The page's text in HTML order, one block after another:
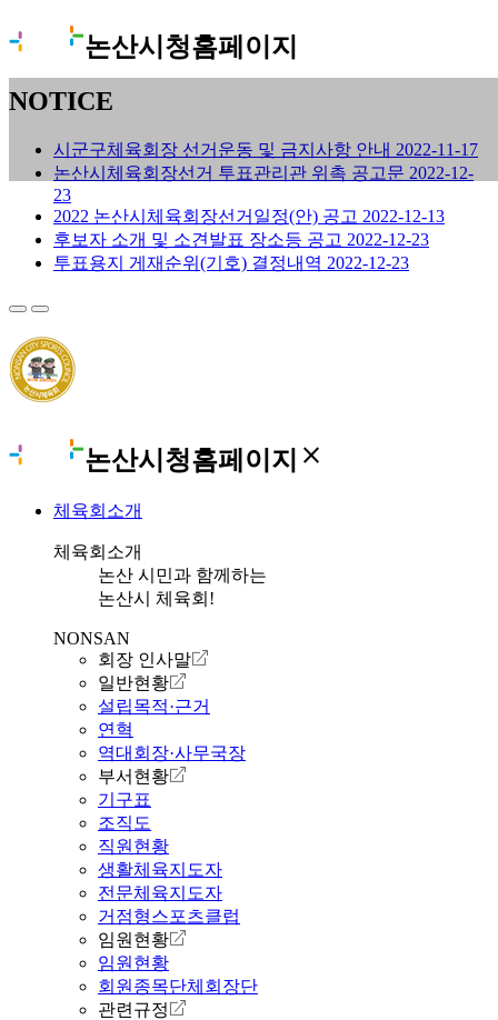
논산시청홈페이지
NOTICE
시군구체육회장 선거운동 및 금지사항 안내 2022-11-17
논산시체육회장선거 투표관리관 위촉 공고문 2022-12-
23
2022 논산시체육회장선거일정(안) 공고 2022-12-13
후보자 소개 및 소견발표 장소등 공고 2022-12-23
투표용지 게재순위(기호) 결정내역 2022-12-23
논산시청홈페이지 close
체육회소개
체육회소개
논산 시민과 함께하는
논산시 체육회!
NONSAN
회장 인사말
일반현황
설립목적·근거
연혁
역대회장·사무국장
부서현황
기구표
조직도
직원현황
생활체육지도자
전문체육지도자
거점형스포츠클럽
임원현황
임원현황
회원종목단체회장단
관련규정